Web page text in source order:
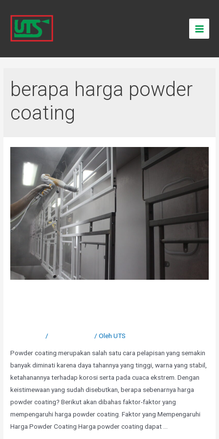
berapa harga powder
coating
/ / OlehUTS
Powder coating merupakan salah satu cara pelapisan yang semakin
banyak diminati karena daya tahannya yang tinggi, warna yang stabil,
ketahanannya terhadap korosi serta pada cuaca ekstrem. Dengan
keistimewaan yang sudah disebutkan, berapa sebenarnya harga
powder coating? Berikut akan dibahas faktor-faktor yang
mempengaruhi harga powder coating. Faktor yang Mempengaruhi
Harga Powder Coating Harga powder coating dapat …